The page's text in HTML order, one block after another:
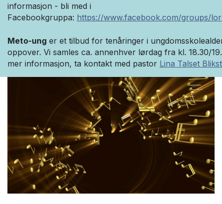
informasjon - bli med i
Facebookgruppa: https://www.facebook.com/groups/
Meto-ung er et tilbud for tenåringer i
oppover. Vi samles ca. annenhver lørdag fra kl. 18.30/
mer informasjon, ta kontakt med pastor Lina Talset